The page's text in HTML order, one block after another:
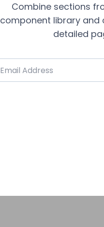
Combine sections
component library and
detailed